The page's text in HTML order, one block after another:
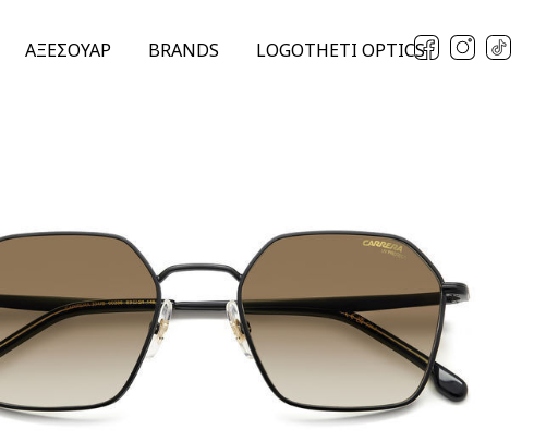
ΑΞΕΣΟΥΑΡ BRANDS LOGOTHETI OPTICS